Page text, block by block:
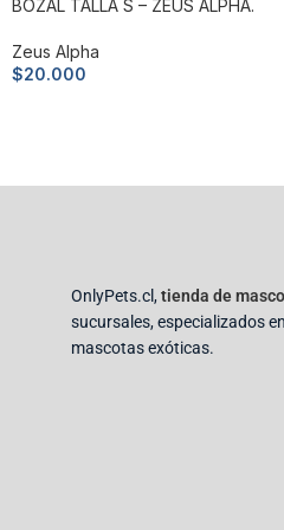
BOZAL TALLA S – ZEUS ALPHA.
Zeus Alpha
$20.000
OnlyPets.cl,tienda de
sucursales, especializados
mascotas exóticas.